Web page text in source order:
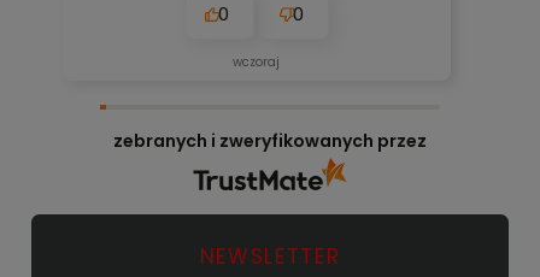
nie zawiodłem, wyjątkowo rzetelna firma.
0 0
wczoraj
zebranych i zweryfikowanych przez
NEWSLETTER